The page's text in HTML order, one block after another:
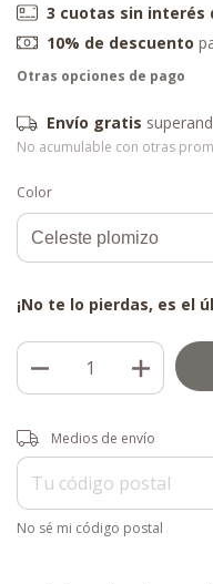
3 cuotas sin interés
10% de descuento
Envío gratis
No acumulable con otras
Color
¡No te lo pierdas, es el
Entregas para el CP:
Medios de envío
No sé mi código postal